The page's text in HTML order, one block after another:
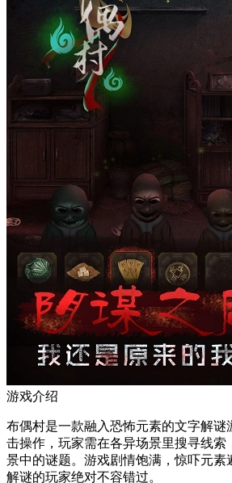
游戏介绍
布偶村是一款融入恐怖元素的文字解谜
击操作，玩家需在各异场景里搜寻线索
景中的谜题。游戏剧情饱满，惊吓元素
解谜的玩家绝对不容错过。